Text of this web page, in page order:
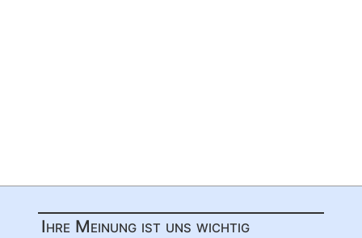
Ihre Meinung ist uns wichtig